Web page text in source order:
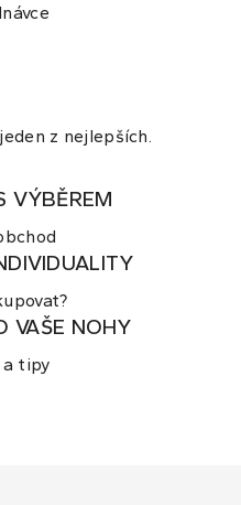
z nejlepších.
VÝBĚREM
VAŠE NOHY